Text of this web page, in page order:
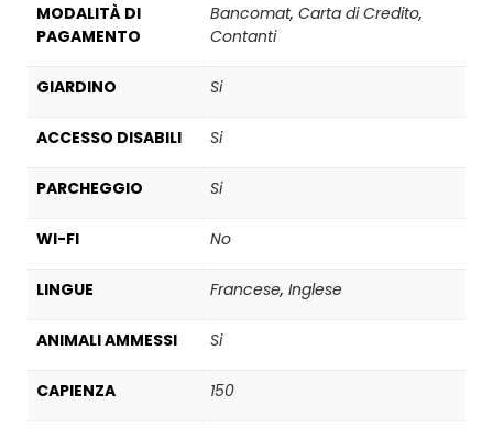
MODALITÀ DI
PAGAMENTO
Bancomat, Carta di Credito,
Contanti
GIARDINO Si
ACCESSO DISABILI Si
PARCHEGGIO Si
WI-FI No
LINGUE Francese, Inglese
ANIMALI AMMESSI Si
CAPIENZA 150